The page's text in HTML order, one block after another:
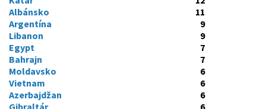
Albánsko
11
Argentína
9
Libanon
9
Egypt
7
Bahrajn
7
Moldavsko
6
Vietnam
6
Azerbajdžan
6
Gibraltár
6